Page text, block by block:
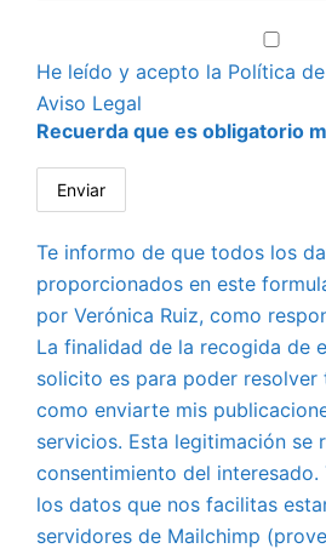
He leído y acepto la Política
Aviso Legal
Recuerda que es obligatorio
Te informo de que todos los
proporcionados en este
por Verónica Ruiz, como
La finalidad de la recogida de
solicito es para poder resolver
como enviarte mis
servicios. Esta legitimación se
consentimiento del interesado.
los datos que nos facilitas
servidores de Mailchimp